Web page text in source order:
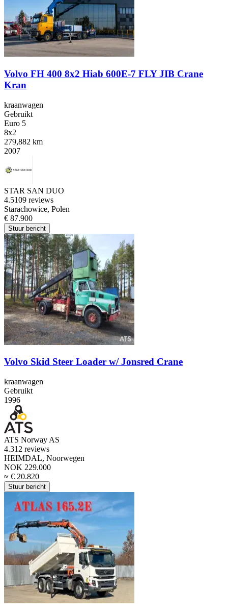
Volvo FH 400 8x2 Hiab 600E-7 FLY JIB Crane
Kran
kraanwagen
Gebruikt
Euro 5
8x2
279,882 km
2007
STAR SAN DUO
4.5109 reviews
Starachowice, Polen
€ 87.900
Stuur bericht
Volvo Skid Steer Loader w/ Jonsred Crane
kraanwagen
Gebruikt
1996
ATS Norway AS
4.312 reviews
HEIMDAL, Noorwegen
NOK 229.000
≈ € 20.820
Stuur bericht